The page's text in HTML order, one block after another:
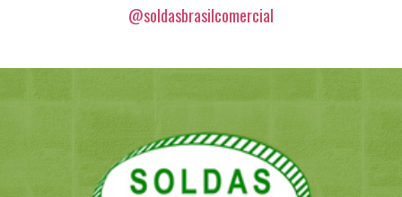
@soldasbrasilcomercial